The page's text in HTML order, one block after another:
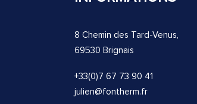
8 Chemin des Tard-Venus,
69530 Brignais
+33(0)7 67 73 90 41
julien@fontherm.fr